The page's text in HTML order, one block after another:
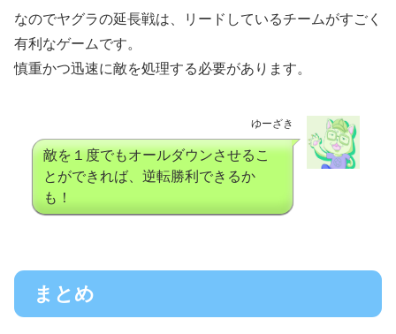
なのでヤグラの延長戦は、リードしているチームがすごく
有利なゲームです。
慎重かつ迅速に敵を処理する必要があります。
ゆーざき
敵を１度でもオールダウンさせるこ
とができれば、逆転勝利できるか
も！
まとめ